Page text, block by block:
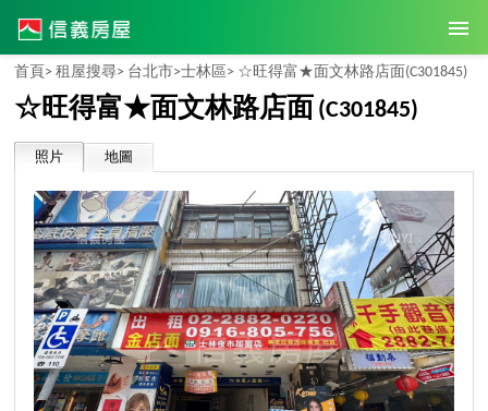
首頁> 租屋搜尋> 台北市>士林區> ☆旺得富★面文林路店面(C301845)
☆旺得富★面文林路店面 (C301845)
照片 地圖